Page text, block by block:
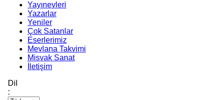
Yayınevleri
Yazarlar
Yeniler
Çok Satanlar
Eserlerimiz
Mevlana Takvimi
Misvak Sanat
İletişim
Dil
: